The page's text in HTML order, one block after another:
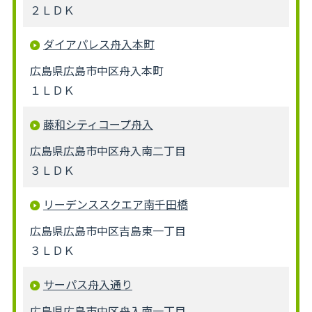
２ＬＤＫ
ダイアパレス舟入本町
広島県広島市中区舟入本町
１ＬＤＫ
藤和シティコープ舟入
広島県広島市中区舟入南二丁目
３ＬＤＫ
リーデンススクエア南千田橋
広島県広島市中区吉島東一丁目
３ＬＤＫ
サーパス舟入通り